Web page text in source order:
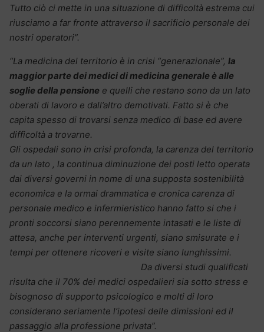
Tutto ciò ci mette in una situazione di difficoltà estrema cui
riusciamo a far fronte attraverso il sacrificio personale dei
nostri operatori”.
“La medicina del territorio è in crisi “generazionale”, la
maggior parte dei medici di medicina generale è alle
soglie della pensione e quelli che restano sono da un lato
oberati di lavoro e dall’altro demotivati. Fatto si è che
capita spesso di trovarsi senza medico di base ed avere
difficoltà a trovarne.
Gli ospedali sono in crisi profonda, la carenza del territorio
da un lato , la continua diminuzione dei posti letto operata
dai diversi governi in nome di una supposta sostenibilità
economica e la ormai drammatica e cronica carenza di
personale medico e infermieristico hanno fatto si che i
pronti soccorsi siano perennemente intasati e le liste di
attesa, anche per interventi urgenti, siano smisurate e i
tempi per ottenere ricoveri e visite siano lunghissimi.
Da diversi studi qualificati
risulta che il 70% dei medici ospedalieri sia sotto stress e
bisognoso di supporto psicologico e molti di loro
considerano seriamente l’ipotesi delle dimissioni ed il
passaggio alla professione privata”.